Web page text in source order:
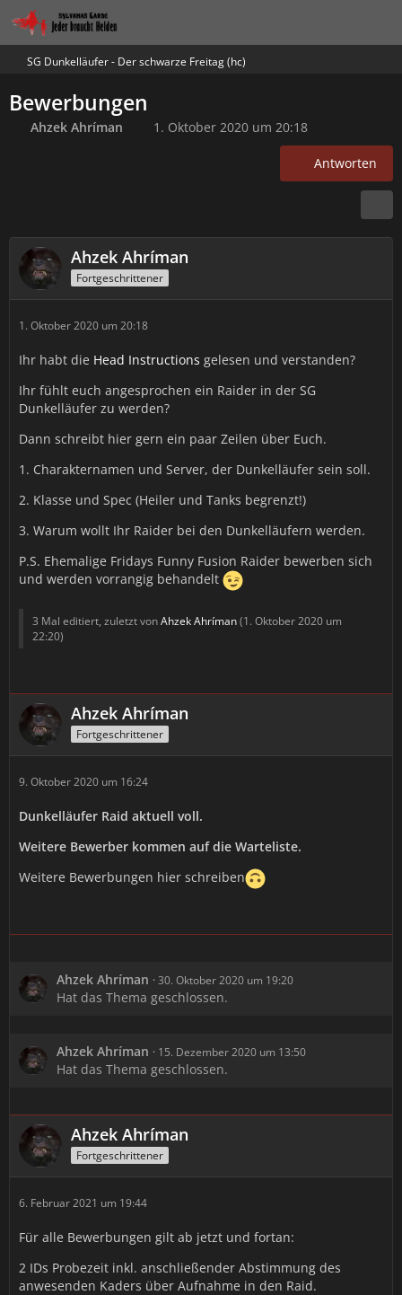
SG Dunkelläufer - Der schwarze Freitag (hc)
Bewerbungen
Ahzek Ahríman 1. Oktober 2020 um 20:18
Antworten
Ahzek Ahríman
Fortgeschrittener
1. Oktober 2020 um 20:18
Ihr habt die Head Instructions gelesen und verstanden?
Ihr fühlt euch angesprochen ein Raider in der SG
Dunkelläufer zu werden?
Dann schreibt hier gern ein paar Zeilen über Euch.
1. Charakternamen und Server, der Dunkelläufer sein soll.
2. Klasse und Spec (Heiler und Tanks begrenzt!)
3. Warum wollt Ihr Raider bei den Dunkelläufern werden.
P.S. Ehemalige Fridays Funny Fusion Raider bewerben sich
und werden vorrangig behandelt
3 Mal editiert, zuletzt vonAhzek Ahríman(1. Oktober 2020 um
22:20)
Ahzek Ahríman
Fortgeschrittener
9. Oktober 2020 um 16:24
Dunkelläufer Raid aktuell voll.
Weitere Bewerber kommen auf die Warteliste.
Weitere Bewerbungen hier schreiben
Ahzek Ahríman 30. Oktober 2020 um 19:20
Hat das Thema geschlossen.
Ahzek Ahríman 15. Dezember 2020 um 13:50
Hat das Thema geschlossen.
Ahzek Ahríman
Fortgeschrittener
6. Februar 2021 um 19:44
Für alle Bewerbungen gilt ab jetzt und fortan:
2 IDs Probezeit inkl. anschließender Abstimmung des
anwesenden Kaders über Aufnahme in den Raid.